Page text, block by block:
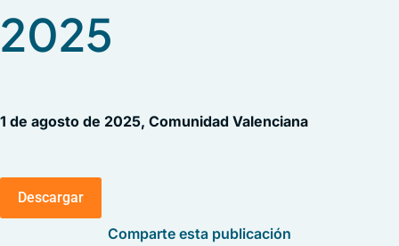
2025
1 de agosto de 2025, Comunidad Valenciana
Descargar
Comparte esta publicación